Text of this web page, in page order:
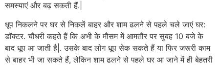
समस्याएं और बढ़ सकती हैं.|
धूप निकलने पर घर से निकलें बाहर और शाम ढलने से पहले चले जाएं घर:
डॉक्टर. चौधरी कहते हैं कि अभी के मौसम में आमतौर पर सुबह 10 बजे के
बाद धूप आ जाती है|. उसके बाद लोग धूप सेक सकते हैं या फिर जरूरी काम
से बाहर भी जा सकते हैं, लेकिन शाम ढलने से पहले घर आ जाने में ही बेहतरी